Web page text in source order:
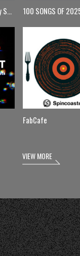
【月曜更新】Monday Spin 100 SONGS OF
FabCafe
VIEW MORE